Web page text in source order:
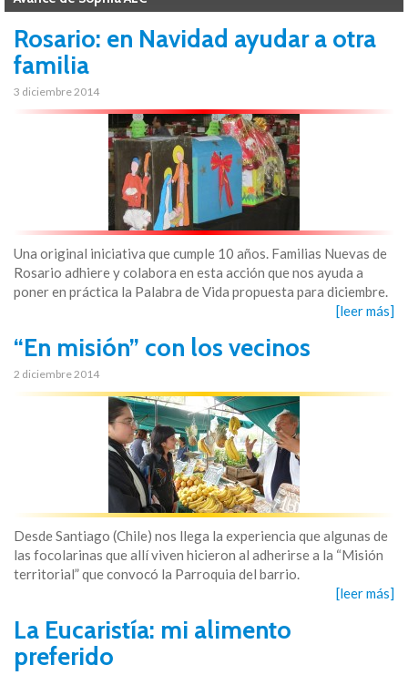
Rosario: en Navidad ayudar a otra
familia
3 diciembre 2014
Una original iniciativa que cumple 10 años. Familias Nuevas de
Rosario adhiere y colabora en esta acción que nos ayuda a
poner en práctica la Palabra de Vida propuesta para diciembre.
[leer más]
“En misión” con los vecinos
2 diciembre 2014
Desde Santiago (Chile) nos llega la experiencia que algunas de
las focolarinas que allí viven hicieron al adherirse a la “Misión
territorial” que convocó la Parroquia del barrio.
[leer más]
La Eucaristía: mi alimento
preferido